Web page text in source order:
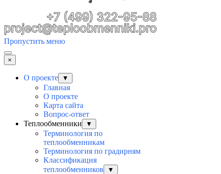
Пропустить меню
×
О проекте ▼
Главная
О проекте
Карта сайта
Вопрос-ответ
Теплообменники
▼
Терминология по
теплообменникам
Терминология по градирням
Классификация
теплообменников
▼